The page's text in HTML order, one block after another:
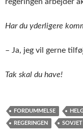
Har du yderligere
– Ja, jeg vil gerne
Tak skal du have!
FORDUMMELSE
REGERINGEN SOVJET